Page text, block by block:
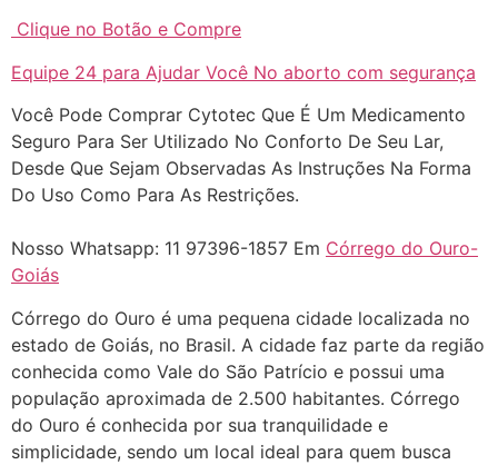
Clique no Botão e Compre
Equipe 24 para Ajudar Você No aborto com segurança
Você Pode Comprar Cytotec Que É Um Medicamento
Seguro Para Ser Utilizado No Conforto De Seu Lar,
Desde Que Sejam Observadas As Instruções Na Forma
Do Uso Como Para As Restrições.
Nosso Whatsapp: 11 97396-1857 Em Córrego do Ouro-
Goiás
Córrego do Ouro é uma pequena cidade localizada no
estado de Goiás, no Brasil. A cidade faz parte da região
conhecida como Vale do São Patrício e possui uma
população aproximada de 2.500 habitantes. Córrego
do Ouro é conhecida por sua tranquilidade e
simplicidade, sendo um local ideal para quem busca
... (1998989**** em
http://www.proaborto.com)
"só de ter dúvida já é uma
resposta" muito isso, disse tudo
em http://www.proaborto.com)
Eu estou preparada em varias
áreas mas psicologicamente p ter
sozinha nao estou
22/05/2026 17:09:20